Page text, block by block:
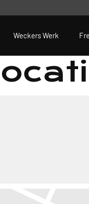
Weckers Werk